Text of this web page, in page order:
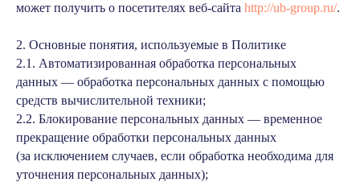
может получить о посетителях веб-сайта http://ub-group.ru/.
2. Основные понятия, используемые в Политике
2.1. Автоматизированная обработка персональных
данных — обработка персональных данных с помощью
средств вычислительной техники;
2.2. Блокирование персональных данных — временное
прекращение обработки персональных данных
(за исключением случаев, если обработка необходима для
уточнения персональных данных);